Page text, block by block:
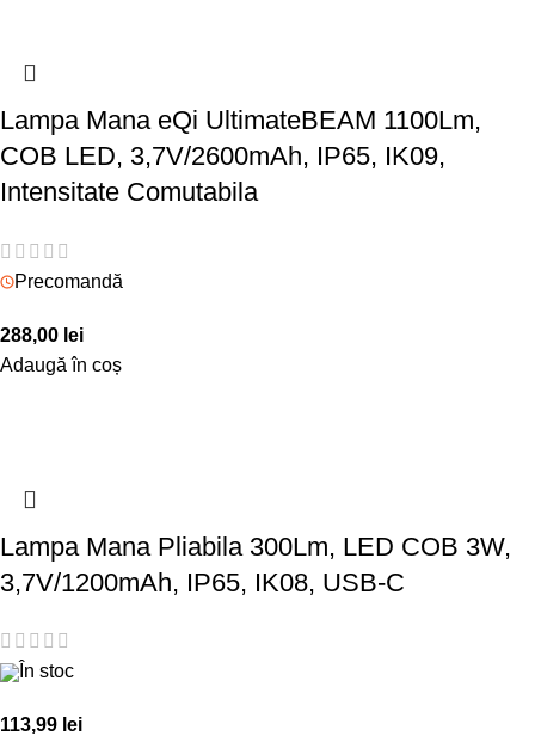
Lampa Mana eQi UltimateBEAM 1100Lm,
COB LED, 3,7V/2600mAh, IP65, IK09,
Intensitate Comutabila
Precomandă
288,00 lei
Adaugă în coș
Lampa Mana Pliabila 300Lm, LED COB 3W,
3,7V/1200mAh, IP65, IK08, USB-C
În stoc
113,99 lei